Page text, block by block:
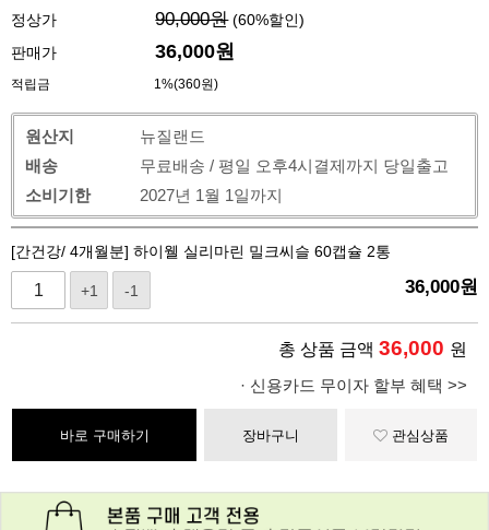
정상가 90,000원 (60%할인)
판매가
36,000원
적립금 1%(360원)
원산지
뉴질랜드
배송
무료배송 / 평일 오후4시결제까지 당일출고
소비기한
2027년 1월 1일까지
[간건강/ 4개월분] 하이웰 실리마린 밀크씨슬 60캡슐 2통
+1 -1 36,000원
총 상품 금액 36,000 원
· 신용카드 무이자 할부 혜택 >>
바로 구매하기 장바구니 관심상품